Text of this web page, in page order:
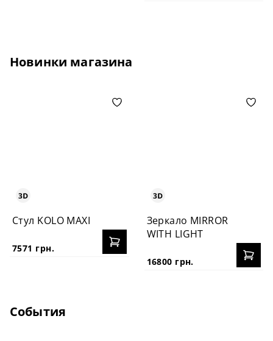
Новинки магазина
Стул KOLO MAXI
7571 грн.
Зеркало MIRROR
WITH LIGHT
16800 грн.
События